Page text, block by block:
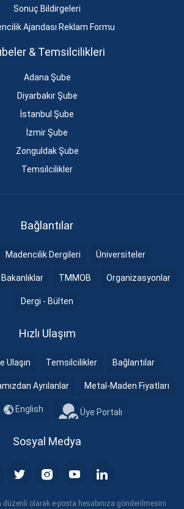
Sonuç Bildirgeleri
Ajandası Reklam Formu
& Temsilcilikleri
Adana Şube
Diyarbakır Şube
İstanbul Şube
İzmir Şube
Zonguldak Şube
Temsilcilikler
Bağlantılar
Madencilik Dergileri Üniversiteler
Bakanlıklar TMMOB Organizasyonlar
Dergi - Bülten
Hızlı Ulaşım
Ulaşın Temsilcilikler Bağlantılar
Ayrılanlar Metal-Maden Fiyatları
English Üye Portalı
Sosyal Medya
düzenli olarak e-posta hesabınıza gönderilmesini